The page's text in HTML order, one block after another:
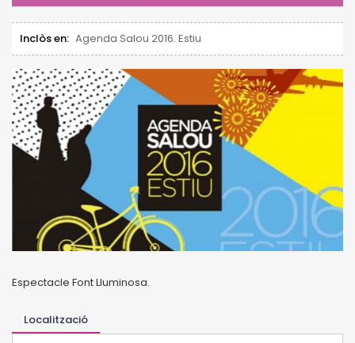
Inclòs en: Agenda Salou 2016. Estiu
Espectacle Font Lluminosa.
Localització